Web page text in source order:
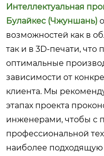
Интеллектуальная
Булайкес (Чжуншань)
возможностей как в
так и в 3D-печати, что
оптимальные
зависимости от
клиента. Мы
этапах проекта
инженерами, чтобы с
профессиональной
наиболее подходящую